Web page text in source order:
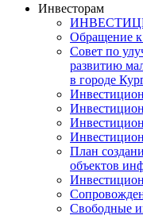
Инвесторам
Обращение
Совет по
развитию
в городе
План
объектов
Свободные